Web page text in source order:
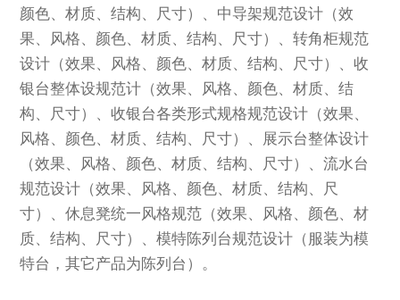
颜色、材质、结构、尺寸）、中导架规范设计（效
果、风格、颜色、材质、结构、尺寸）、转角柜规范
设计（效果、风格、颜色、材质、结构、尺寸）、收
银台整体设规范计（效果、风格、颜色、材质、结
构、尺寸）、收银台各类形式规格规范设计（效果、
风格、颜色、材质、结构、尺寸）、展示台整体设计
（效果、风格、颜色、材质、结构、尺寸）、流水台
规范设计（效果、风格、颜色、材质、结构、尺
寸）、休息凳统一风格规范（效果、风格、颜色、材
质、结构、尺寸）、模特陈列台规范设计（服装为模
特台，其它产品为陈列台）。